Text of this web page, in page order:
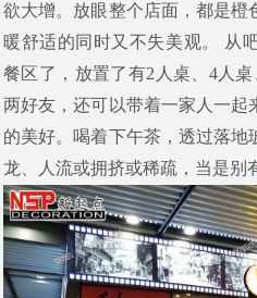
欲大增。放眼整个店面，都是橙
暖舒适的同时又不失美观。
从
餐区了，放置了有2人桌、4人
两好友，还可以带着一家人一起
的美好。喝着下午茶，透过落地
龙、人流或拥挤或稀疏，当是别